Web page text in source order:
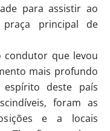
para assistir ao
principal de
condutor que levou
mais profundo
deste país
foram as
e a locais